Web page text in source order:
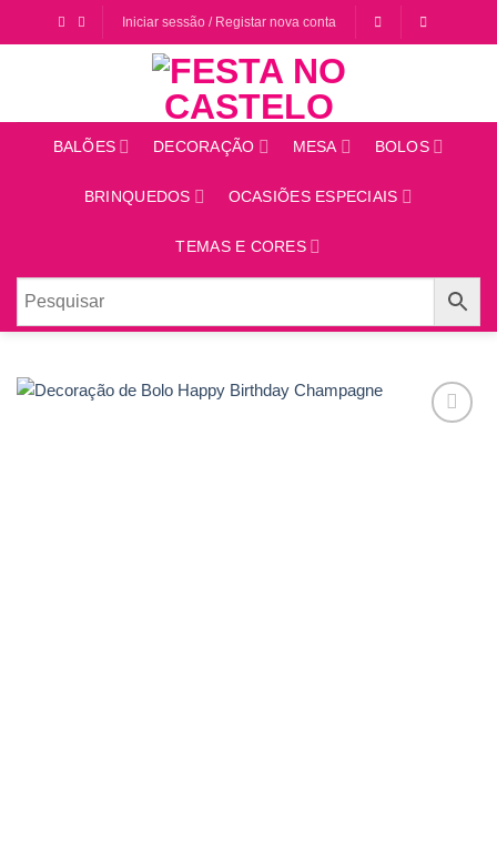
Iniciar sessão / Registar nova conta
BALÕES DECORAÇÃO MESA BOLOS
BRINQUEDOS OCASIÕES ESPECIAIS
TEMAS E CORES